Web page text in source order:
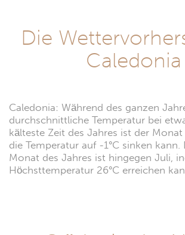
Die
Caledonia
Caledonia: Während des ganzen
durchschnittliche Temperatur bei
kälteste Zeit des Jahres ist der
die Temperatur auf -1°C sinken kann.
Monat des Jahres ist hingegen Juli,
Höchsttemperatur 26°C erreichen